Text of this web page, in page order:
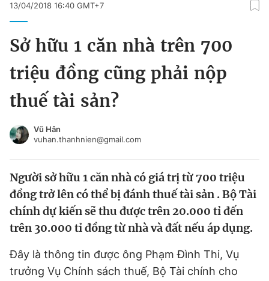
Chuyên mục khác
Video Magazine
Sản phẩm khác
Tiện ích Bạn cần biết
Đổi mật khẩu
Tin đã lưu
Tin đã xem
Đăng xuất
13/04/2018 16:40 GMT+7
Sở hữu 1 căn nhà trên 700
triệu đồng cũng phải nộp
thuế tài sản?
Vũ Hân
vuhan.thanhnien@gmail.com
Người sở hữu 1 căn nhà có giá trị từ 700 triệu
đồng trở lên có thể bị đánh thuế tài sản . Bộ Tài
chính dự kiến sẽ thu được trên 20.000 tỉ đến
trên 30.000 tỉ đồng từ nhà và đất nếu áp dụng.
Đây là thông tin được ông Phạm Đình Thi, Vụ
trưởng Vụ Chính sách thuế, Bộ Tài chính cho